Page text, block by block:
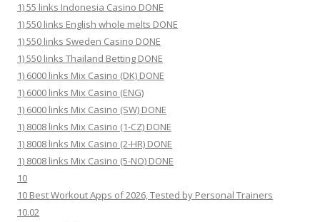
1) 55 links Indonesia Casino DONE
1) 550 links English whole melts DONE
1) 550 links Sweden Casino DONE
1) 550 links Thailand Betting DONE
1) 6000 links Mix Casino (DK) DONE
1) 6000 links Mix Casino (ENG)
1) 6000 links Mix Casino (SW) DONE
1) 8008 links Mix Casino (1-CZ) DONE
1) 8008 links Mix Casino (2-HR) DONE
1) 8008 links Mix Casino (5-NO) DONE
10
10 Best Workout Apps of 2026, Tested by Personal Trainers
10.02